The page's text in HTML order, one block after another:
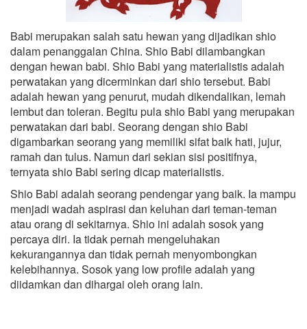
Babi merupakan salah satu hewan yang dijadikan shio
dalam penanggalan China. Shio Babi dilambangkan
dengan hewan babi. Shio Babi yang materialistis adalah
perwatakan yang dicerminkan dari shio tersebut. Babi
adalah hewan yang penurut, mudah dikendalikan, lemah
lembut dan toleran. Begitu pula shio Babi yang merupakan
perwatakan dari babi. Seorang dengan shio Babi
digambarkan seorang yang memiliki sifat baik hati, jujur,
ramah dan tulus. Namun dari sekian sisi positifnya,
ternyata shio Babi sering dicap materialistis.
Shio Babi adalah seorang pendengar yang baik. Ia mampu
menjadi wadah aspirasi dan keluhan dari teman-teman
atau orang di sekitarnya. Shio ini adalah sosok yang
percaya diri. Ia tidak pernah mengeluhakan
kekurangannya dan tidak pernah menyombongkan
kelebihannya. Sosok yang low profile adalah yang
diidamkan dan dihargai oleh orang lain.